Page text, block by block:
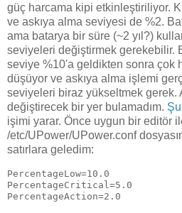
güç harcama kipi etkinleştiriliyor.
ve askıya alma seviyesi de %2.
ama batarya bir süre (~2 yıl?)
seviyeleri değiştirmek gerekebilir.
seviye %10'a geldikten sonra çok
düşüyor ve askıya alma işlemi
seviyeleri biraz yükseltmek gerek.
değiştirecek bir yer bulamadım. Şu
işimi yarar. Önce uygun bir editör
/etc/UPower/UPower.conf
satırlara geledim:
PercentageLow=10.0
PercentageCritical=5.0
PercentageAction=2.0